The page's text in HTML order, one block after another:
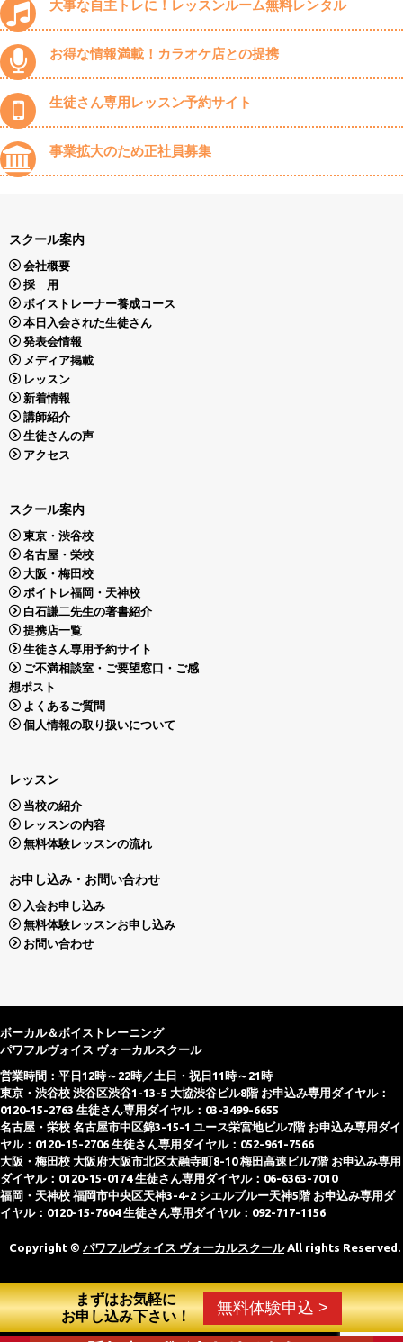
まずはお気軽に
お申し込み下さい！
無料体験申込 >
大事な自主トレに！レッスンルーム無料レンタル
お得な情報満載！カラオケ店との提携
生徒さん専用レッスン予約サイト
事業拡大のため正社員募集
スクール案内
会社概要
採 用
ボイストレーナー養成コース
本日入会された生徒さん
発表会情報
メディア掲載
レッスン
新着情報
講師紹介
生徒さんの声
アクセス
スクール案内
東京・渋谷校
名古屋・栄校
大阪・梅田校
ボイトレ福岡・天神校
白石謙二先生の著書紹介
提携店一覧
生徒さん専用予約サイト
ご不満相談室・ご要望窓口・ご感
想ポスト
よくあるご質問
個人情報の取り扱いについて
レッスン
当校の紹介
レッスンの内容
無料体験レッスンの流れ
お申し込み・お問い合わせ
入会お申し込み
無料体験レッスンお申し込み
お問い合わせ
ボーカル＆ボイストレーニング
パワフルヴォイス ヴォーカルスクール
営業時間：平日12時～22時／土日・祝日11時～21時
東京・渋谷校 渋谷区渋谷1-13-5 大協渋谷ビル8階 お申込み専用ダイヤル：
0120-15-2763 生徒さん専用ダイヤル：03-3499-6655
名古屋・栄校 名古屋市中区錦3-15-1 ユース栄宮地ビル7階 お申込み専用ダイ
ヤル：0120-15-2706 生徒さん専用ダイヤル：052-961-7566
大阪・梅田校 大阪府大阪市北区太融寺町8-10 梅田高速ビル7階 お申込み専用
ダイヤル：0120-15-0174 生徒さん専用ダイヤル：06-6363-7010
福岡・天神校 福岡市中央区天神3-4-2 シエルブルー天神5階 お申込み専用ダ
イヤル：0120-15-7604 生徒さん専用ダイヤル：092-717-1156
Copyright © パワフルヴォイス ヴォーカルスクールAll rights Reserved.